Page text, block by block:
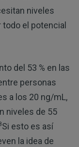
niveles
el potencial
del 53 % en las
personas
a los 20 ng/mL,
niveles de 55
Si esto es así
la idea de